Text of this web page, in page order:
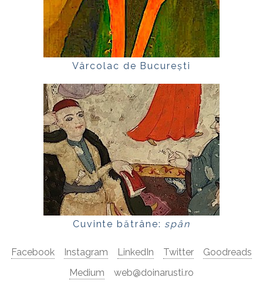
Vârcolac de București
Cuvinte bătrâne: spân
Facebook Instagram LinkedIn Twitter
Goodreads
Medium
web@doinarusti.ro